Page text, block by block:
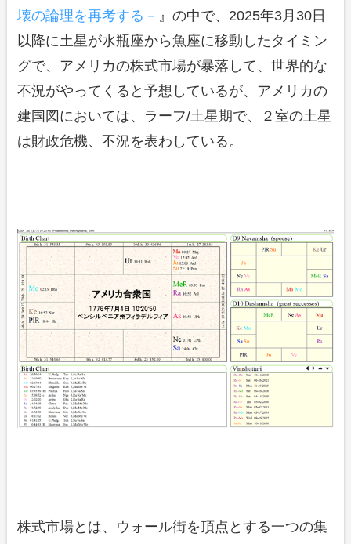
壊の論理を再考する－ 』の中で、2025年3月30日
以降に土星が水瓶座から魚座に移動したタイミン
グで、アメリカの株式市場が暴落して、世界的な
不況がやってくると予想しているが、アメリカの
建国図においては、ラーフ/土星期で、２室の土星
は財政危機、不況を表わしている。
株式市場とは、ウォール街を頂点とする一つの集